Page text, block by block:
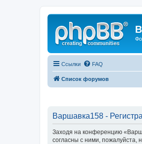
Ссылки FAQ
Список форумов
Варшавка158 -
Заходя на конференцию
согласны с ними, пожалуйста,